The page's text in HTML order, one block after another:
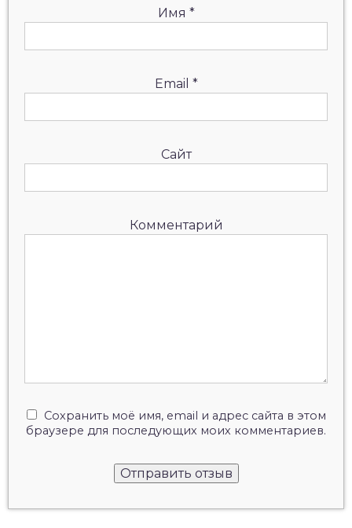
Имя *
Email *
Сайт
Комментарий
Сохранить моё имя, email и адрес сайта в этом
браузере для последующих моих комментариев.